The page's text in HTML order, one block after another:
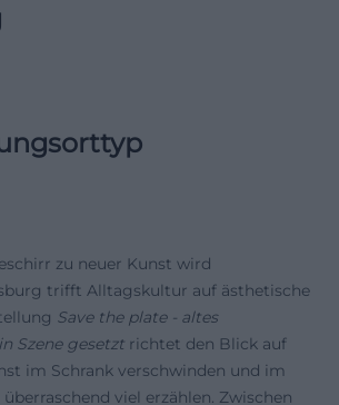
zu neuer Kunst wird
trifft Alltagskultur auf ästhetische
Save the plate - altes
Szene gesetzt richtet den Blick auf
im Schrank verschwinden und im
viel erzählen. Zwischen